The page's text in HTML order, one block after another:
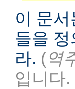
이 문
들을
라. (역
입니다